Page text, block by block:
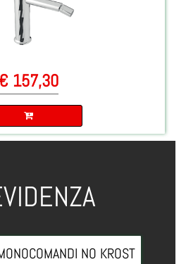
€ 157,30
NO KROST